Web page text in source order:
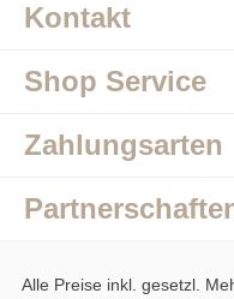
Kontakt
Shop Service
Zahlungsarten
Alle Preise inkl. gesetzl.